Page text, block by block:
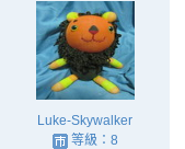
Luke-Skywalker
等級：8